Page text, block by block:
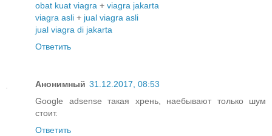
obat kuat viagra + viagra jakarta
viagra asli + jual viagra asli
jual viagra di jakarta
Ответить
Анонимный 31.12.2017, 08:53
Google adsense такая хрень, наебывают только шум
стоит.
Ответить